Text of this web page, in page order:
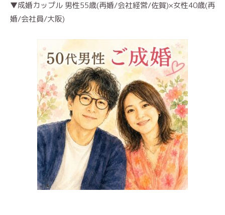
▼成婚カップル 男性55歳(再婚/会社経営/佐賀)×女性40歳(再
婚/会社員/大阪)